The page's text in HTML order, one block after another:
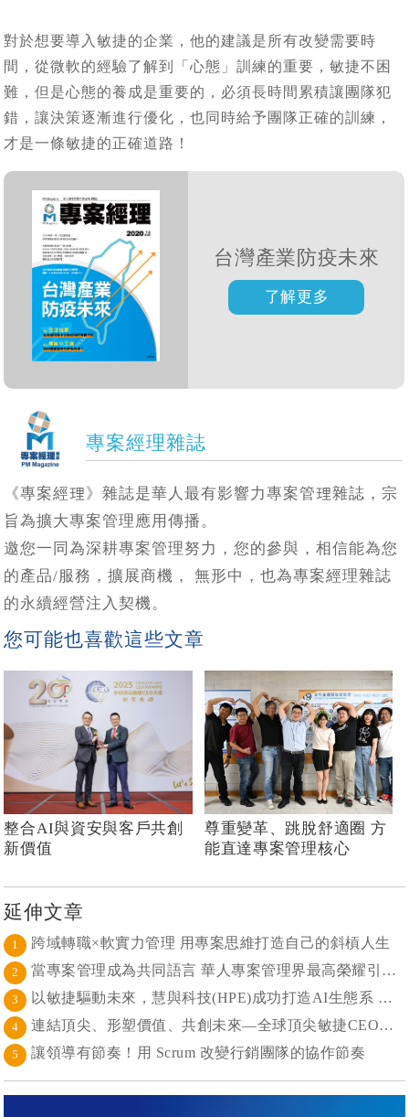
對於想要導入敏捷的企業，他的建議是所有改變需要時
間，從微軟的經驗了解到「心態」訓練的重要，敏捷不困
難，但是心態的養成是重要的，必須長時間累積讓團隊犯
錯，讓決策逐漸進行優化，也同時給予團隊正確的訓練，
才是一條敏捷的正確道路！
台灣產業防疫未來
專案經理雜誌
《專案經理》雜誌是華人最有影響力專案管理雜誌，宗
旨為擴大專案管理應用傳播。
邀您一同為深耕專案管理努力，您的參與，相信能為您
的產品/服務，擴展商機， 無形中，也為專案經理雜誌
的永續經營注入契機。
您可能也喜歡這些文章
整合AI與資安與客戶共創
新價值
尊重變革、跳脫舒適圈 方
能直達專案管理核心
延伸文章
1 跨域轉職×軟實力管理 用專案思維打造自己的斜槓人生
2 當專案管理成為共同語言 華人專案管理界最高榮耀引領的變革時代
3 以敏捷驅動未來，慧與科技(HPE)成功打造AI生態系 大型敏捷(LeSS)海納百川，讓複雜變簡單
4 連結頂尖、形塑價值、共創未來—全球頂尖敏捷CEO聯誼會成立
5 讓領導有節奏！用 Scrum 改變行銷團隊的協作節奏